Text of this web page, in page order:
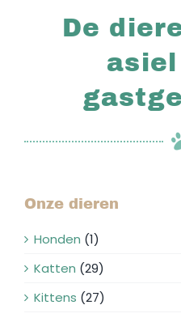
De
Onze dieren
Honden (1)
Katten (29)
Kittens (27)